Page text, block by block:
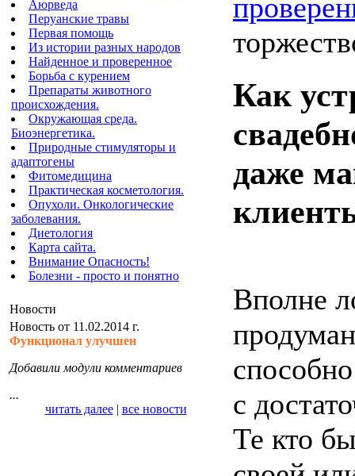
Аюрведа
Перуанские травы
Первая помощь
Из истории разных народов
Найденное и проверенное
Борьба с курением
Препараты животного
происхождения.
Окружающая среда.
Биоэнергетика.
Природные стимуляторы и
адаптогены
Фитомедицина
Практическая косметология.
Опухоли. Онкологические
заболевания.
Диетология
Карта сайта.
Внимание Опасность!
Болезни - просто и понятно
Новости
Новость от 11.02.2014 г.
Функционал улучшен
Добавили модули комментариев
...
читать далее| все новости
Как
даже
Вполне
с
Те кто